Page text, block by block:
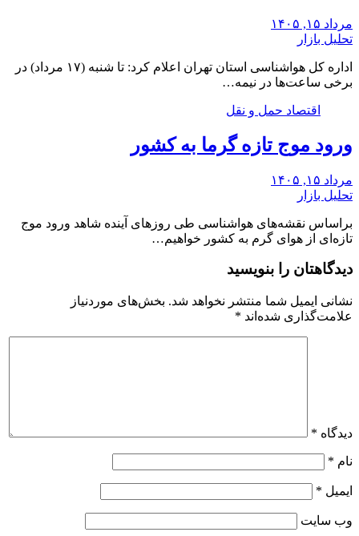
مرداد ۱۵, ۱۴۰۵
تحلیل بازار
اداره کل هواشناسی استان تهران اعلام کرد: تا شنبه (۱۷ مرداد) در
برخی ساعت‌ها در نیمه…
اقتصاد حمل و نقل
ورود موج تازه گرما به کشور
مرداد ۱۵, ۱۴۰۵
تحلیل بازار
براساس نقشه‌های هواشناسی طی روزهای آینده شاهد ورود موج
تازه‌ای از هوای گرم به کشور خواهیم…
دیدگاهتان را بنویسید
نشانی ایمیل شما منتشر نخواهد شد. بخش‌های موردنیاز
علامت‌گذاری شده‌اند *
دیدگاه *
نام *
ایمیل *
وب‌ سایت